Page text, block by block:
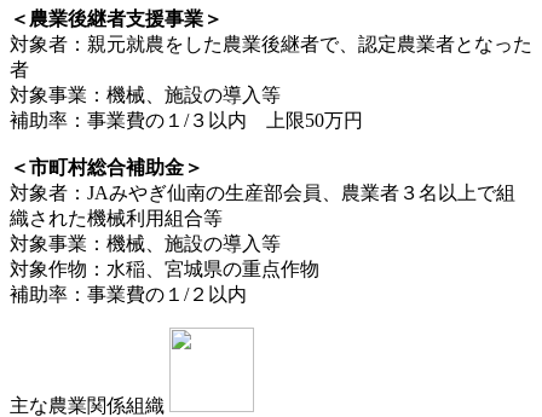
＜農業後継者支援事業＞
対象者：親元就農をした農業後継者で、認定農業者となった
者
対象事業：機械、施設の導入等
補助率：事業費の１/３以内 上限50万円
＜市町村総合補助金＞
対象者：JAみやぎ仙南の生産部会員、農業者３名以上で組
織された機械利用組合等
対象事業：機械、施設の導入等
対象作物：水稲、宮城県の重点作物
補助率：事業費の１/２以内
主な農業関係組織